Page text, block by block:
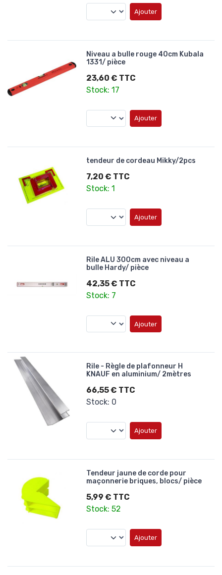
Ajouter
Niveau a bulle rouge 40cm Kubala
1331/ pièce
23,60 € TTC
Stock: 17
Ajouter
tendeur de cordeau Mikky/2pcs
7,20 € TTC
Stock: 1
Ajouter
Rile ALU 300cm avec niveau a
bulle Hardy/ pièce
42,35 € TTC
Stock: 7
Ajouter
Rile - Règle de plafonneur H
KNAUF en aluminium/ 2mètres
66,55 € TTC
Stock: 0
Ajouter
Tendeur jaune de corde pour
maçonnerie briques, blocs/ pièce
5,99 € TTC
Stock: 52
Ajouter